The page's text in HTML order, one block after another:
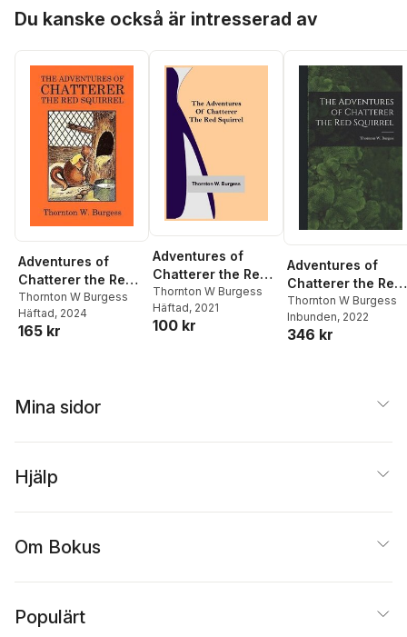
Du kanske också är intresserad av
Adventures of
Chatterer the Red
Squirrel
Thornton W Burgess
Häftad, 2024
165 kr
Adventures of
Chatterer the Red
Squirrel
Thornton W Burgess
Häftad, 2021
100 kr
Adventures of
Chatterer the Red
Squirrel
Thornton W Burgess
Inbunden, 2022
346 kr
Mina sidor
Hjälp
Om Bokus
Populärt